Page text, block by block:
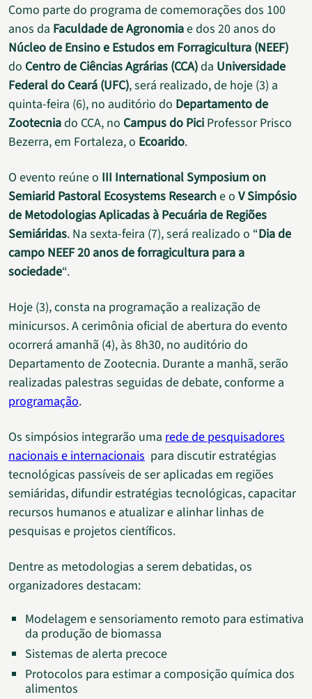
Como parte do programa de comemorações dos 100
anos da Faculdade de Agronomiae dos 20 anos do
Núcleo de Ensino e Estudos em Forragicultura (NEEF)
do Centro de Ciências Agrárias (CCA)da Universidade
Federal do Ceará (UFC), será realizado, de hoje (3) a
quinta-feira (6), no auditório do Departamento de
Zootecniado CCA, no Campus do Pici Professor Prisco
Bezerra, em Fortaleza, o Ecoarido.
O evento reúne o III International Symposium on
Semiarid Pastoral Ecosystems Researche o V Simpósio
de Metodologias Aplicadas à Pecuária de Regiões
Semiáridas. Na sexta-feira (7), será realizado o “Dia de
campo NEEF 20 anos de forragicultura para a
sociedade“.
Hoje (3), consta na programação a realização de
minicursos. A cerimônia oficial de abertura do evento
ocorrerá amanhã (4), às 8h30, no auditório do
Departamento de Zootecnia. Durante a manhã, serão
realizadas palestras seguidas de debate, conforme a
programação.
Os simpósios integrarão uma rede de pesquisadores
nacionais e internacionais para discutir estratégias
tecnológicas passíveis de ser aplicadas em regiões
semiáridas, difundir estratégias tecnológicas, capacitar
recursos humanos e atualizar e alinhar linhas de
pesquisas e projetos científicos.
Dentre as metodologias a serem debatidas, os
organizadores destacam:
Modelagem e sensoriamento remoto para estimativa
da produção de biomassa
Sistemas de alerta precoce
Protocolos para estimar a composição química dos
alimentos